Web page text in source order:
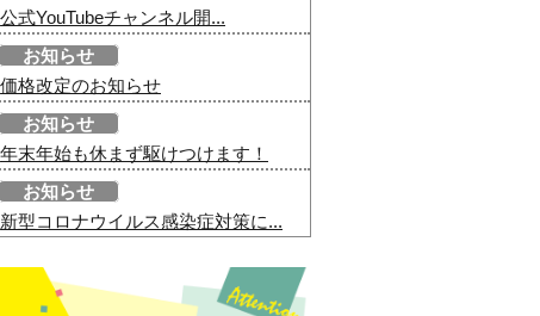
公式YouTubeチャンネル開...
お知らせ
価格改定のお知らせ
お知らせ
年末年始も休まず駆けつけます！
お知らせ
新型コロナウイルス感染症対策に...